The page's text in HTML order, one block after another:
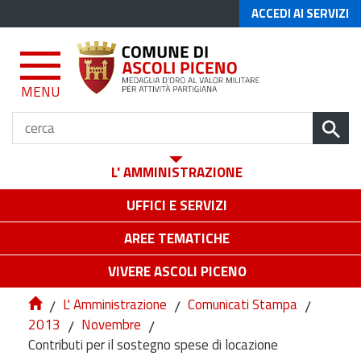
ACCEDI AI SERVIZI
MENU
L' AMMINISTRAZIONE
UFFICI E SERVIZI
AREE TEMATICHE
VIVERE ASCOLI PICENO
/ L' Amministrazione / Comunicati Stampa /
2013 / Novembre /
Contributi per il sostegno spese di locazione